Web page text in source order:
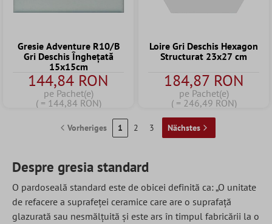
Gresie Adventure R10/B
Gri Deschis Înghețată
15x15cm
144,84 RON
pe Pachet(e)
( = 144,84 RON)
Loire Gri Deschis Hexagon
Structurat 23x27 cm
184,87 RON
pe Pachet(e)
( = 246,49 RON)
Vorheriges 1 2 3 Nächstes
Despre gresia standard
O pardoseală standard este de obicei definită ca: „O unitate
de refacere a suprafeței ceramice care are o suprafață
glazurată sau nesmălțuită și este ars în timpul fabricării la o